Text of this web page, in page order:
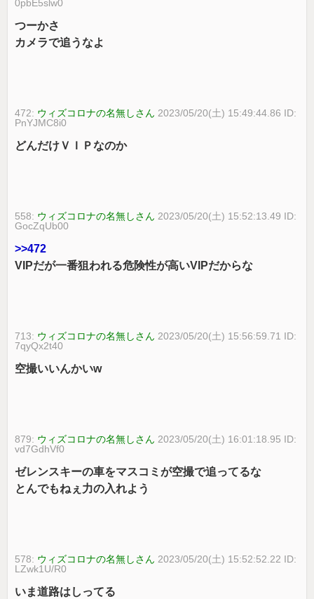
0pbE5slw0
つーかさ
カメラで追うなよ
472: ウィズコロナの名無しさん 2023/05/20(土) 15:49:44.86 ID:
PnYJMC8i0
どんだけＶＩＰなのか
558: ウィズコロナの名無しさん 2023/05/20(土) 15:52:13.49 ID:
GocZqUb00
>>472
VIPだが一番狙われる危険性が高いVIPだからな
713: ウィズコロナの名無しさん 2023/05/20(土) 15:56:59.71 ID:
7qyQx2t40
空撮いいんかいw
879: ウィズコロナの名無しさん 2023/05/20(土) 16:01:18.95 ID:
vd7GdhVf0
ゼレンスキーの車をマスコミが空撮で追ってるな
とんでもねぇ力の入れよう
578: ウィズコロナの名無しさん 2023/05/20(土) 15:52:52.22 ID:
LZwk1U/R0
いま道路はしってる